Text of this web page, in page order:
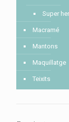
Super
Macramé
Mantons
Maquillatge
Teixits